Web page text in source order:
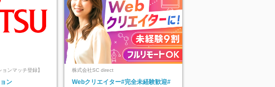
ンマッチ登録】
ン
株式会社SC direct
Webクリエイター#完全未経験歓迎#